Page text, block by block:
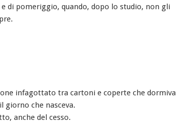
di pomeriggio, quando, dopo lo studio, non gli
infagottato tra cartoni e coperte che dormiva
giorno che nasceva.
anche del cesso.